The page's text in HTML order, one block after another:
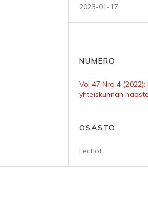
2023-01-17
NUMERO
Vol 47 Nro 4
yhteiskunnan
OSASTO
Lectiot